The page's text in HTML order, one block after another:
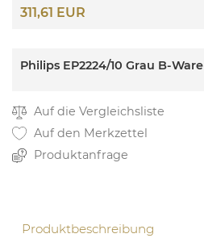
311,61 EUR
Philips EP2224/10 Grau B-Ware
Auf die Vergleichsliste
Auf den Merkzettel
Produktanfrage
Produktbeschreibung